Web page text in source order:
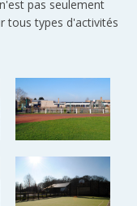
pas seulement
tous types d'activités